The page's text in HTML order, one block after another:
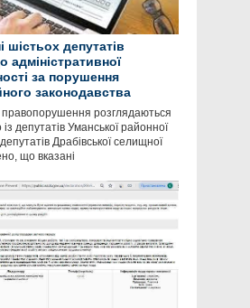
шістьох депутатів
адміністративної
за порушення
законодавства
правопорушення розглядаються
депутатів Уманської районної
Драбівської селищної
що вказані